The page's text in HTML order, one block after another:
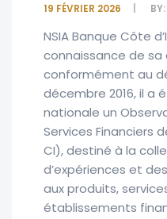
19 FÉVRIER 2026 BY:
NSIA Banque Côte
connaissance de sa
conformément au
décembre 2016, il a
nationale un
Services Financiers
CI), destiné à la
d’expériences et
aux produits,
établissements